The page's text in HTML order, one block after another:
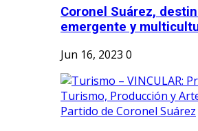
Coronel Suárez,
emergente y
Jun 16, 2023 0